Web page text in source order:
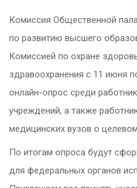
Комиссия Общественной
по развитию высшего
Комиссией по охране
здравоохранения с 11 июня
онлайн-опрос среди
учреждений, а также
медицинских вузов о
По итогам опроса будут
для федеральных органов